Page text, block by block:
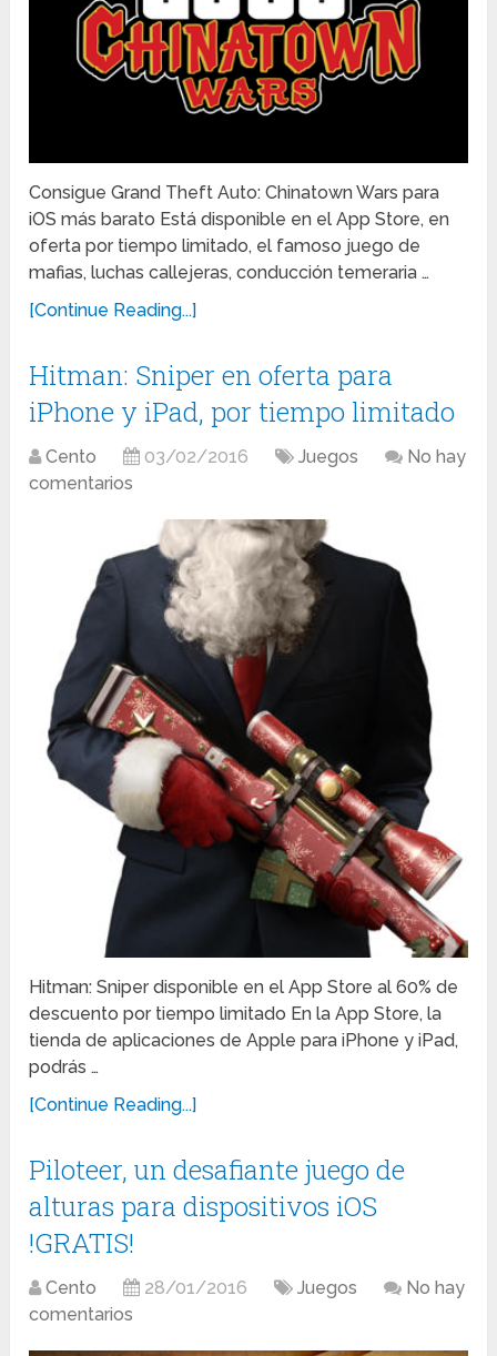
Consigue Grand Theft Auto: Chinatown Wars para
iOS más barato Está disponible en el App Store, en
oferta por tiempo limitado, el famoso juego de
mafias, luchas callejeras, conducción temeraria …
[Continue Reading...]
Hitman: Sniper en oferta para
iPhone y iPad, por tiempo limitado
Cento 03/02/2016 Juegos
No hay
comentarios
Hitman: Sniper disponible en el App Store al 60% de
descuento por tiempo limitado En la App Store, la
tienda de aplicaciones de Apple para iPhone y iPad,
podrás …
[Continue Reading...]
Piloteer, un desafiante juego de
alturas para dispositivos iOS
!GRATIS!
Cento 28/01/2016 Juegos
No hay
comentarios